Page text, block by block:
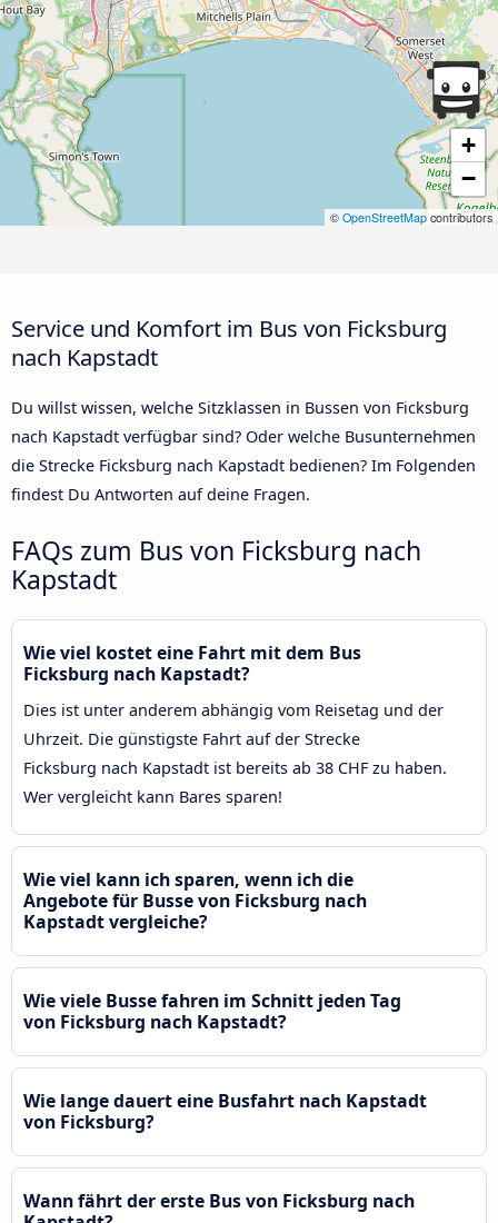
+
−
© OpenStreetMap contributors
Service und Komfort im Bus von Ficksburg
nach Kapstadt
Du willst wissen, welche Sitzklassen in Bussen von Ficksburg
nach Kapstadt verfügbar sind? Oder welche Busunternehmen
die Strecke Ficksburg nach Kapstadt bedienen? Im Folgenden
findest Du Antworten auf deine Fragen.
FAQs zum Bus von Ficksburg nach
Kapstadt
Wie viel kostet eine Fahrt mit dem Bus
Ficksburg nach Kapstadt?
Dies ist unter anderem abhängig vom Reisetag und der
Uhrzeit. Die günstigste Fahrt auf der Strecke
Ficksburg nach Kapstadt ist bereits ab 38 CHF zu haben.
Wer vergleicht kann Bares sparen!
Wie viel kann ich sparen, wenn ich die
Angebote für Busse von Ficksburg nach
Kapstadt vergleiche?
Wie viele Busse fahren im Schnitt jeden Tag
von Ficksburg nach Kapstadt?
Wie lange dauert eine Busfahrt nach Kapstadt
von Ficksburg?
Wann fährt der erste Bus von Ficksburg nach